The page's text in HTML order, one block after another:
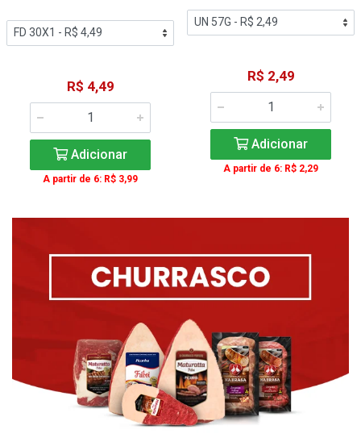
R$ 4,49
Adicionar
A partir de 6: R$ 3,99
R$ 2,49
Adicionar
A partir de 6: R$ 2,29